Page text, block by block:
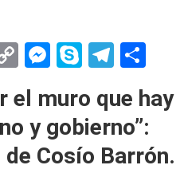
CopyMessenger
Skype
el muro que hay
y gobierno”:
Cosío Barrón.